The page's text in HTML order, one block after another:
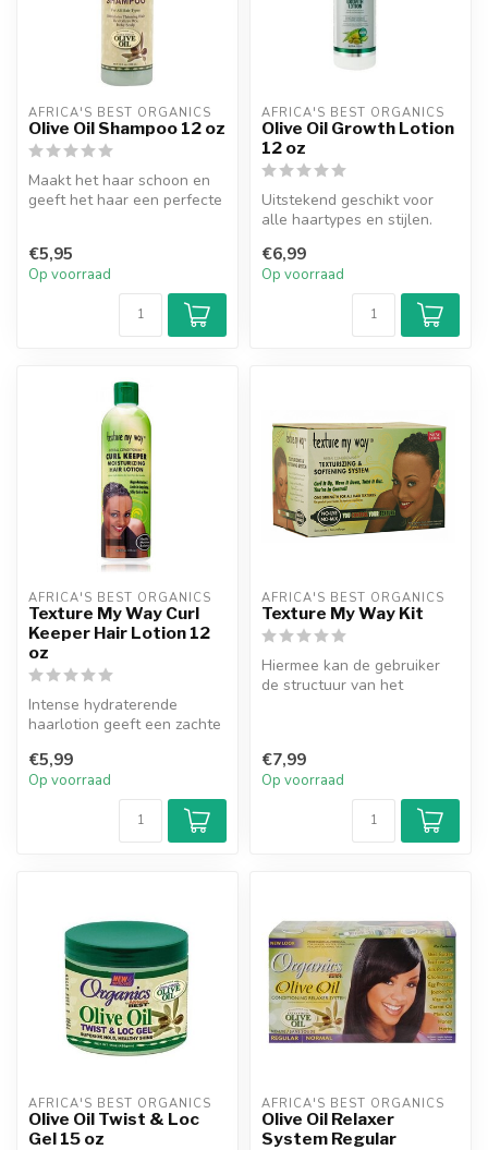
AFRICA'S BEST ORGANICS
Olive Oil Shampoo 12 oz
Maakt het haar schoon en
geeft het haar een perfecte
€5,95
Op voorraad
AFRICA'S BEST ORGANICS
Olive Oil Growth Lotion
12 oz
Uitstekend geschikt voor
alle haartypes en stijlen.
de ...
€6,99
Op voorraad
AFRICA'S BEST ORGANICS
Texture My Way Curl
Keeper Hair Lotion 12
oz
Intense hydraterende
haarlotion geeft een zachte
Lichtgewicht ...
€5,99
Op voorraad
AFRICA'S BEST ORGANICS
Texture My Way Kit
Hiermee kan de gebruiker
de structuur van het
€7,99
Op voorraad
AFRICA'S BEST ORGANICS
Olive Oil Twist & Loc
Gel 15 oz
AFRICA'S BEST ORGANICS
Olive Oil Relaxer
System Regular